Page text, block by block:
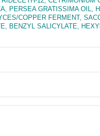
PERSEA GRATISSIMA OIL,
COPPER FERMENT,
BENZYL SALICYLATE,